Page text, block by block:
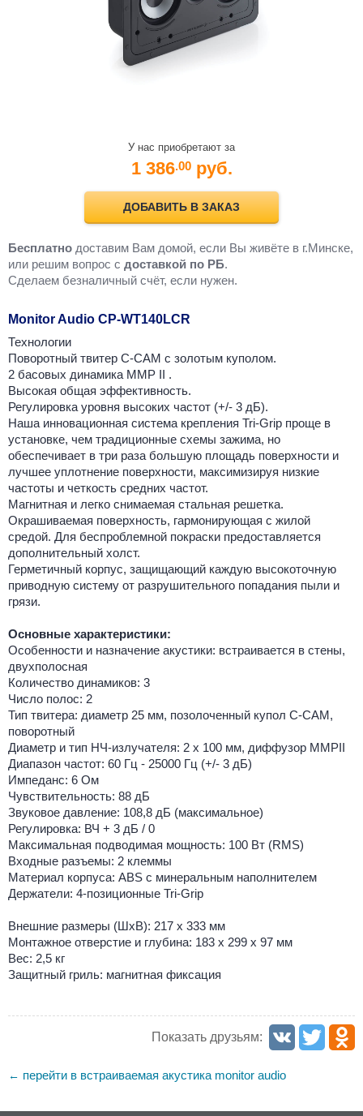
У нас приобретают за
1 386.00 руб.
ДОБАВИТЬ В ЗАКАЗ
Бесплатно доставим Вам домой, если Вы живёте в г.Минске,
или решим вопрос с доставкой по РБ.
Cделаем безналичный счёт, если нужен.
Monitor Audio CP-WT140LCR
Технологии
Поворотный твитер C-CAM с золотым куполом.
2 басовых динамика MMP II .
Высокая общая эффективность.
Регулировка уровня высоких частот (+/- 3 дБ).
Наша инновационная система крепления Tri-Grip проще в
установке, чем традиционные схемы зажима, но
обеспечивает в три раза большую площадь поверхности и
лучшее уплотнение поверхности, максимизируя низкие
частоты и четкость средних частот.
Магнитная и легко снимаемая стальная решетка.
Окрашиваемая поверхность, гармонирующая с жилой
средой. Для беспроблемной покраски предоставляется
дополнительный холст.
Герметичный корпус, защищающий каждую высокоточную
приводную систему от разрушительного попадания пыли и
грязи.
Основные характеристики:
Особенности и назначение акустики: встраивается в стены,
двухполосная
Количество динамиков: 3
Число полос: 2
Тип твитера: диаметр 25 мм, позолоченный купол C-CAM,
поворотный
Диаметр и тип НЧ-излучателя: 2 х 100 мм, диффузор MMPII
Диапазон частот: 60 Гц - 25000 Гц (+/- 3 дБ)
Импеданс: 6 Ом
Чувствительность: 88 дБ
Звуковое давление: 108,8 дБ (максимальное)
Регулировка: ВЧ + 3 дБ / 0
Максимальная подводимая мощность: 100 Вт (RMS)
Входные разъемы: 2 клеммы
Материал корпуса: ABS с минеральным наполнителем
Держатели: 4-позиционные Tri-Grip
Внешние размеры (ШхВ): 217 х 333 мм
Монтажное отверстие и глубина: 183 х 299 х 97 мм
Вес: 2,5 кг
Защитный гриль: магнитная фиксация
Показать друзьям:
← перейти в встраиваемая акустика monitor audio